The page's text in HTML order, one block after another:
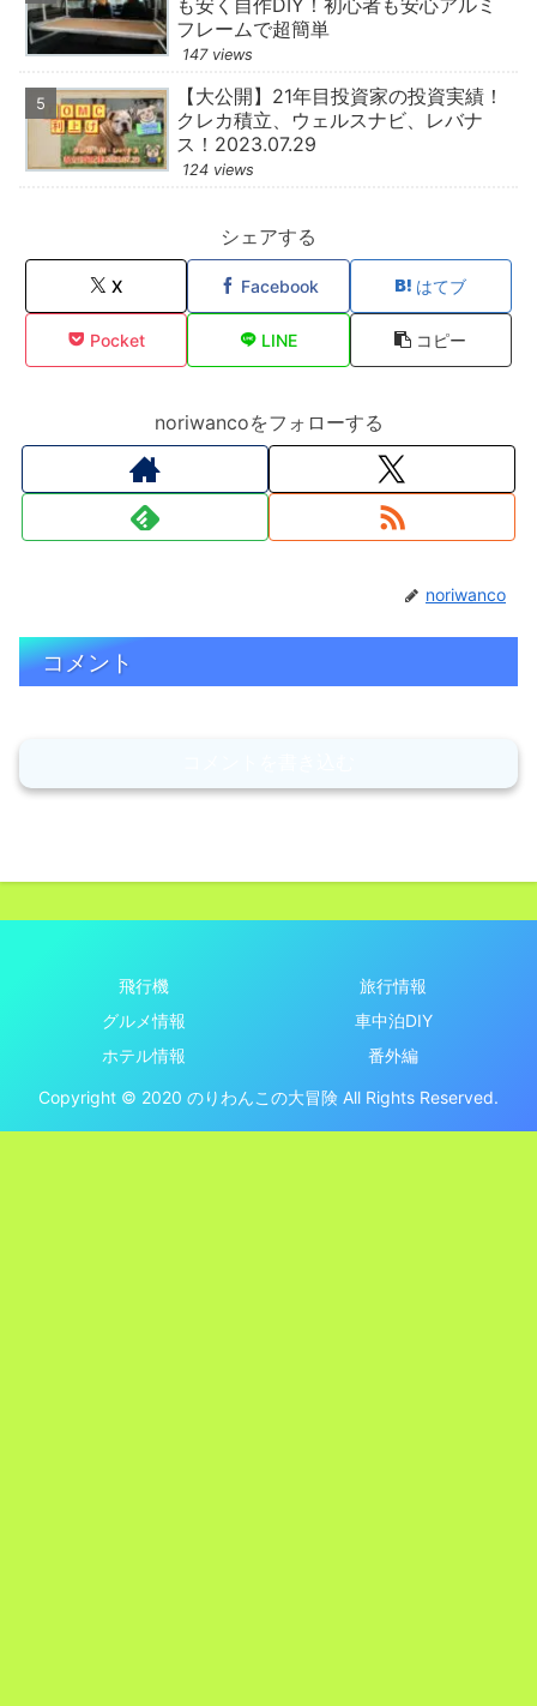
フレームで超簡単
147 views
【大公開】21年目投資家の投資実績！
クレカ積立、ウェルスナビ、レバナ
ス！2023.07.29
124 views
シェアする
X Facebook はてブ
Pocket LINE コピー
noriwancoをフォローする
noriwanco
コメント
飛行機
旅行情報
グルメ情報
車中泊DIY
ホテル情報
番外編
Copyright © 2020 のりわんこの大冒険 All Rights Reserved.